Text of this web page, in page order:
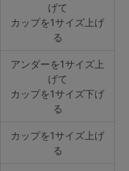
げて
カップを1サイズ上げ
る
アンダーを1サイズ上
げて
カップを1サイズ下げ
る
カップを1サイズ上げ
る